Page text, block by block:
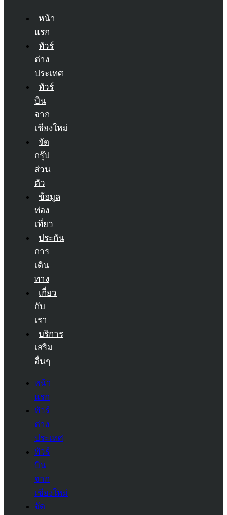
หน้า
แรก
ทัวร์
ต่าง
ประเทศ
ทัวร์
บิน
จาก
เชียงใหม่
จัด
กรุ๊ป
ส่วน
ตัว
ข้อมูล
ท่อง
เที่ยว
ประกัน
การ
เดิน
ทาง
เกี่ยว
กับ
เรา
บริการ
เสริม
อื่นๆ
หน้า
แรก
ทัวร์
ต่าง
ประเทศ
ทัวร์
บิน
จาก
เชียงใหม่
จัด